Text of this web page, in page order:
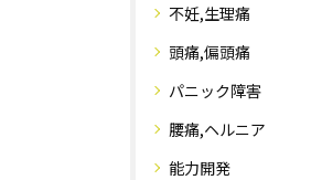
不妊,生理痛
頭痛,偏頭痛
パニック障害
腰痛,ヘルニア
能力開発